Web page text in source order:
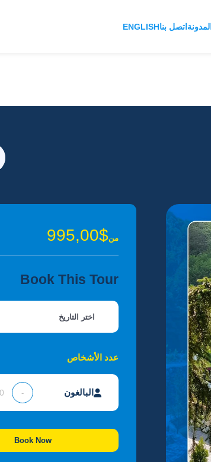
اتصل بناENGLISH
من$995,00
Book This Tour
عدد الأشخاص
البالغون -
Book Now